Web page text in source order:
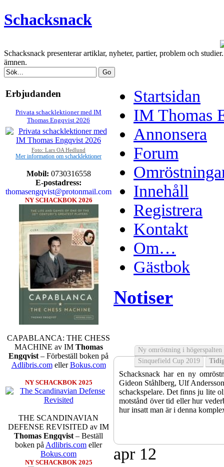
Schacksnack
Schacksnack presenterar artiklar, nyheter, partier, problem och
ämnen.
Erbjudanden
Privata schacklektioner med IM
Thomas Engqvist 2026
Foto: Lars OA Hedlund
Mer information om schacklektioner
Mobil: 0730316558
E-postadress:
thomasengqvist@protonmail.com
NY SCHACKBOK 2026
CAPABLANCA: THE CHESS
MACHINE av IM Thomas
Engqvist – Förbeställ boken på
Adlibris.comellerBokus.com
NY SCHACKBOK 2025
THE SCANDINAVIAN
DEFENSE REVISITED av IM
Thomas Engqvist – Beställ
boken på Adlibris.com eller
Bokus.com
NY SCHACKBOK 2025
Startsidan
IM Thomas
Annonsera
Forum
Innehåll
Registrera
Kontakt
Om…
Gästbok
Notiser
Ny omröstning i högerspalten
Sinquefield Cup 2019
Schacksnack har en ny
Gideon Ståhlberg, Ulf
schackspelare. Det finns ju lite
motstånd över tid eller hur
hur insatt man är i denna
apr 12